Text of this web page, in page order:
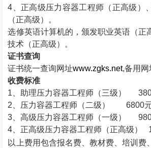
4 、正高级压力容器工程师（正高级）
（正高级）。
选修英语计算机的，颁发职业英语（正
技术（正高级）。
证书查询
证书统一查询网址www.zgks.net,备用网
收费标准
1 、助理压力容器工程师（三级）
2 、压力容器工程师（二级） 6800
3 、高级压力容器工程师（一级）
4 、正高级压力容器工程师（正高级）
以上费用包含报名费、教材费、培训费